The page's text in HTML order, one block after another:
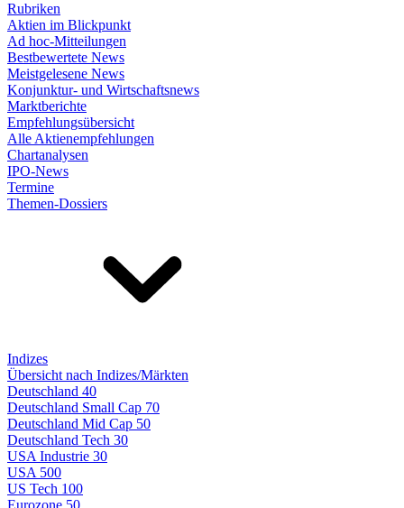
Rubriken
Aktien im Blickpunkt
Ad hoc-Mitteilungen
Bestbewertete News
Meistgelesene News
Konjunktur- und Wirtschaftsnews
Marktberichte
Empfehlungsübersicht
Alle Aktienempfehlungen
Chartanalysen
IPO-News
Termine
Themen-Dossiers
Indizes
Übersicht nach Indizes/Märkten
Deutschland 40
Deutschland Small Cap 70
Deutschland Mid Cap 50
Deutschland Tech 30
USA Industrie 30
USA 500
US Tech 100
Eurozone 50